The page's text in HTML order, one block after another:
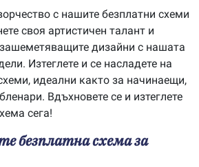
с нашите безплатни схеми
своя артистичен талант и
дизайни с нашата
Изтеглете и се насладете на
идеални както за начинаещи,
Вдъхновете се и изтеглете
сега!
безплатна схема за